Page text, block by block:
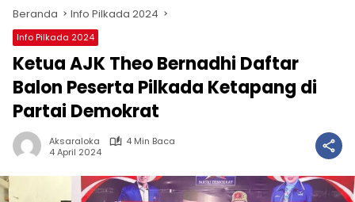
Beranda Info Pilkada 2024
Info Pilkada 2024
Ketua AJK Theo Bernadhi Daftar
Balon Peserta Pilkada Ketapang di
Partai Demokrat
Aksaraloka
4 Min Baca
4 April 2024